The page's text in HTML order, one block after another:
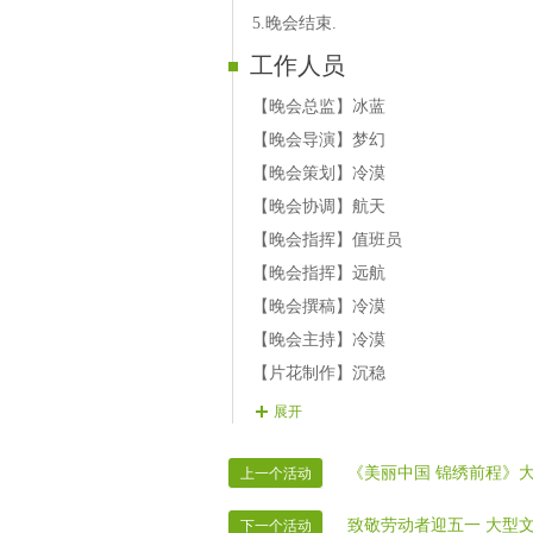
15.踏雪 朗诵《读中国》
16.荷花 歌曲《归途》
17.文丰 歌曲《北国之春》
18.山茶 萨克斯《画你》
19.宝贝 歌曲《来人间走个过场》
20.英子 歌曲《烟雨中国》
21.暗香 歌曲《为你唱首祝福的歌》
5.晚会结束.
工作人员
【晚会总监】冰蓝
【晚会导演】梦幻
【晚会策划】冷漠
【晚会协调】航天
【晚会指挥】值班员
【晚会指挥】远航
【晚会撰稿】冷漠
【晚会主持】冷漠
【片花制作】沉稳
【片花制作】航天
【片花制作】冰山
【晚会广播】航天
展开
上一个活动 《美丽中国 锦绣前程》
下一个活动 致敬劳动者迎五一 大型